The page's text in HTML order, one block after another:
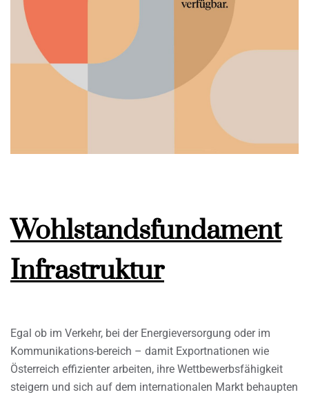
Wohlstandsfundament
Infrastruktur
Egal ob im Verkehr, bei der Energieversorgung oder im
Kommunikations-bereich – damit Exportnationen wie
Österreich effizienter arbeiten, ihre Wettbewerbsfähigkeit
steigern und sich auf dem internationalen Markt behaupten